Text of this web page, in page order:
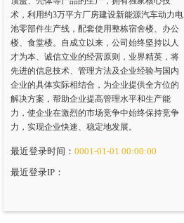
术，利用约3万平方厂房建设新能源汽车动力电
池零部件生产线，配套使用整栋宿舍楼、办公
楼、食堂楼。自成立以来，公司始终坚持以人
才为本、诚信立业的经营原则，业界精英，将
先进的信息技术、管理方法及企业经验与国内
企业的具体实际相结合，为企业提供全方位的
解决方案，帮助企业提高管理水平和生产能
力，使企业在激烈的市场竞争中始终保持竞争
力，实现企业快速、稳定地发展。
最近登录时间： 0001-01-01 00:00:00
最近登录IP：